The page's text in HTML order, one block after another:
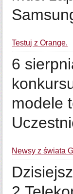
Testuj z Orange.
6
modele
Newsy z świata